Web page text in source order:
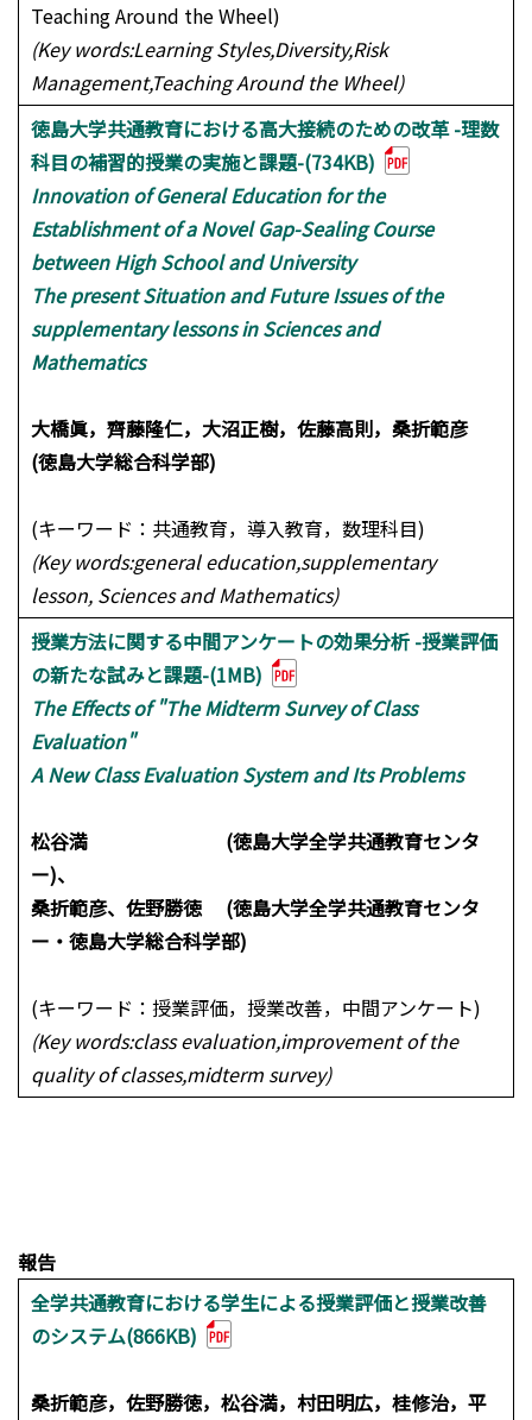
Teaching Around the Wheel)
(Key words:Learning Styles,Diversity,Risk
Management,Teaching Around the Wheel)
徳島大学共通教育における高大接続のための改革 -理数
科目の補習的授業の実施と課題-(734KB)
Innovation of General Education for the
Establishment of a Novel Gap-Sealing Course
between High School and University
The present Situation and Future Issues of the
supplementary lessons in Sciences and
Mathematics
大橋眞，齊藤隆仁，大沼正樹，佐藤高則，桑折範彦
(徳島大学総合科学部)
(キーワード：共通教育，導入教育，数理科目)
(Key words:general education,supplementary
lesson, Sciences and Mathematics)
授業方法に関する中間アンケートの効果分析 -授業評価
の新たな試みと課題-(1MB)
The Effects of "The Midterm Survey of Class
Evaluation"
A New Class Evaluation System and Its Problems
松谷満 (徳島大学全学共通教育センタ
ー)、
桑折範彦、佐野勝徳 (徳島大学全学共通教育センタ
ー・徳島大学総合科学部)
(キーワード：授業評価，授業改善，中間アンケート)
(Key words:class evaluation,improvement of the
quality of classes,midterm survey)
報告
全学共通教育における学生による授業評価と授業改善
のシステム(866KB)
桑折範彦，佐野勝徳，松谷満，村田明広，桂修治，平